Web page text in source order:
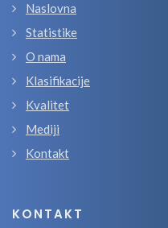
Naslovna
Statistike
O nama
Klasifikacije
Kvalitet
Mediji
Kontakt
KONTAKT